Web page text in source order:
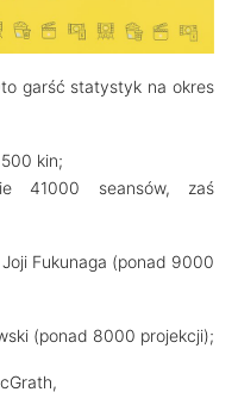
garść statystyk na okres
kin;
41000 seansów, zaś
Fukunaga (ponad 9000
(ponad 8000 projekcji);